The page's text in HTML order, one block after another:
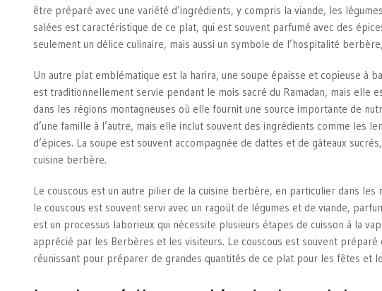
être préparé avec une variété d’ingrédients, y compris la viande, les
salées est caractéristique de ce plat, qui est souvent parfumé avec des
seulement un délice culinaire, mais aussi un symbole de l’hospitalité
Un autre plat emblématique est la harira, une soupe épaisse et copieuse à
est traditionnellement servie pendant le mois sacré du Ramadan, mais elle
dans les régions montagneuses où elle fournit une source importante de
d’une famille à l’autre, mais elle inclut souvent des ingrédients comme les
d’épices. La soupe est souvent accompagnée de dattes et de gâteaux
cuisine berbère.
Le couscous est un autre pilier de la cuisine berbère, en particulier dans
le couscous est souvent servi avec un ragoût de légumes et de viande,
est un processus laborieux qui nécessite plusieurs étapes de cuisson à la
apprécié par les Berbères et les visiteurs. Le couscous est souvent
réunissant pour préparer de grandes quantités de ce plat pour les fêtes et